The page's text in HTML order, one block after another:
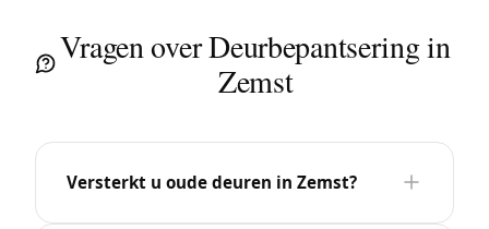
Vragen over Deurbepantsering in
Zemst
Versterkt u oude deuren in Zemst?